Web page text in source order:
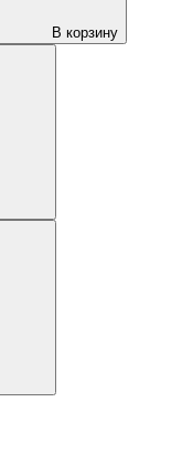
В корзину